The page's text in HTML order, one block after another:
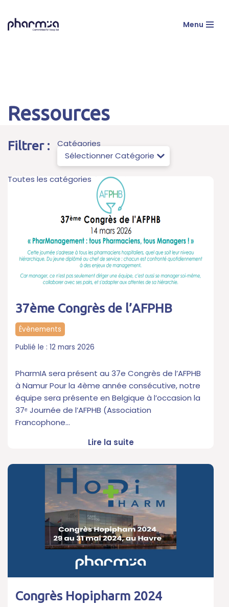
Aller
Menu
Ressources
37ème Congrès de l’AFPHB
Évènements
12 mars 2026
PharmIA sera présent au 37e Congrès de l’AFPHB
à Namur Pour la 4ème année consécutive, notre
équipe sera présente en Belgique à l’occasion la
37ᵉ Journée de l’AFPHB (Association
Francophone…
Lire la suite
Congrès Hopipharm 2024
Filtrer : Catégories
Toutes les catégories